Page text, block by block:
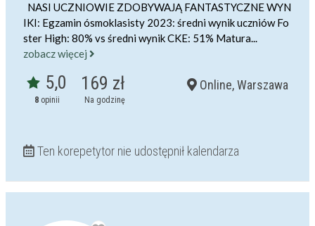
NASI UCZNIOWIE ZDOBYWAJĄ FANTASTYCZNE WYN
IKI: Egzamin ósmoklasisty 2023: średni wynik uczniów Fo
ster High: 80% vs średni wynik CKE: 51% Matura...
zobacz więcej
5,0
8opinii
169 zł
Na godzinę
Online, Warszawa
Ten korepetytor nie udostępnił kalendarza